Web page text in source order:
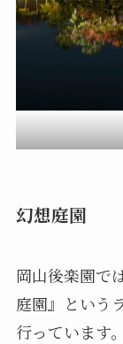
幻想庭園
岡山後楽園で
庭園』という
行っています